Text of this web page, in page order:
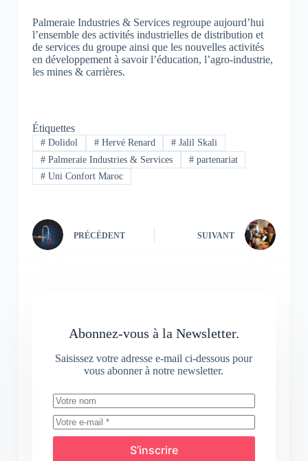
Palmeraie Industries & Services regroupe aujourd’hui
l’ensemble des activités industrielles de distribution et
de services du groupe ainsi que les nouvelles activités
en développement à savoir l’éducation, l’agro-industrie,
les mines & carrières.
Étiquettes
#Dolidol #Hervé Renard # Jalil Skali
#Palmeraie Industries & Services #partenariat
#Uni Confort Maroc
PRÉCÉDENT SUIVANT
Abonnez-vous à la Newsletter.
Saisissez votre adresse e-mail ci-dessous pour
vous abonner à notre newsletter.
S’inscrire